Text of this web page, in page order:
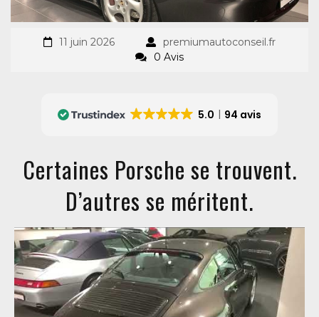
11 juin 2026
premiumautoconseil.fr
0 Avis
5.0 94 avis
Certaines Porsche se trouvent.
D’autres se méritent.